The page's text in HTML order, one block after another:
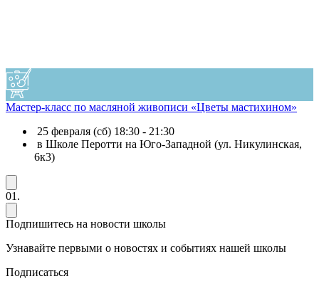
Мастер-класс по масляной живописи «Цветы мастихином»
25 февраля (сб) 18:30 - 21:30
в Школе Перотти на Юго-Западной (ул. Никулинская,
6к3)
01.
Подпишитесь на новости школы
Узнавайте первыми о новостях и событиях нашей школы
Подписаться